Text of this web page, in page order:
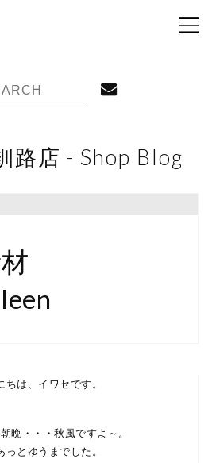
路店 - Shop Blog
ちは、イワセです。
晩・・・秋風ですよ～。
っとゆうまでした。